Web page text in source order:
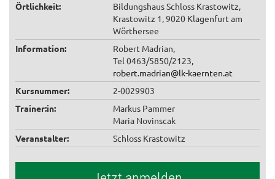
Örtlichkeit:
Bildungshaus Schloss Krastowitz,
Krastowitz 1, 9020 Klagenfurt am
Wörthersee
Information:
Robert Madrian,
Tel 0463/5850/2123,
robert.madrian@lk-kaernten.at
Kursnummer:
2-0029903
Trainer:in:
Markus Pammer
Maria Novinscak
Veranstalter:
Schloss Krastowitz